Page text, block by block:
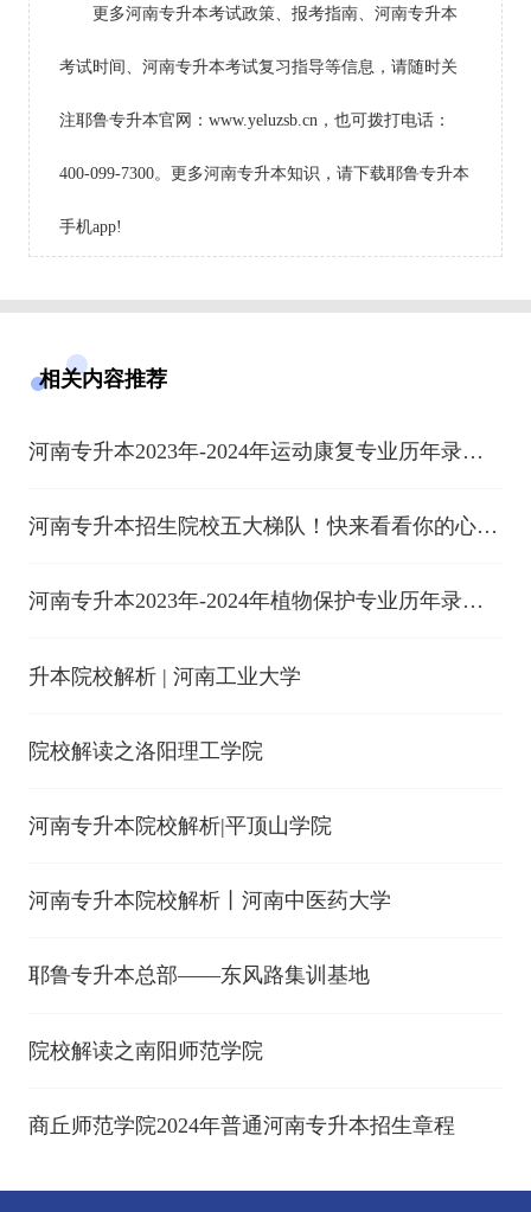
更多河南专升本考试政策、报考指南、河南专升本
考试时间、河南专升本考试复习指导等信息，请随时关
注耶鲁专升本官网：www.yeluzsb.cn，也可拨打电话：
400-099-7300。更多河南专升本知识，请下载耶鲁专升本
手机app!
相关内容推荐
河南专升本2023年-2024年运动康复专业历年录取
河南专升本招生院校五大梯队！快来看看你的心仪
河南专升本2023年-2024年植物保护专业历年录取
升本院校解析 | 河南工业大学
院校解读之洛阳理工学院
河南专升本院校解析|平顶山学院
河南专升本院校解析丨河南中医药大学
耶鲁专升本总部——东风路集训基地
院校解读之南阳师范学院
商丘师范学院2024年普通河南专升本招生章程